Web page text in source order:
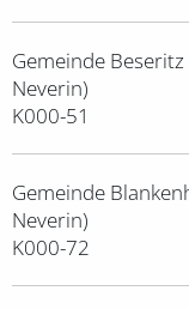
Gemeinde
K000-51
Gemeinde
K000-72